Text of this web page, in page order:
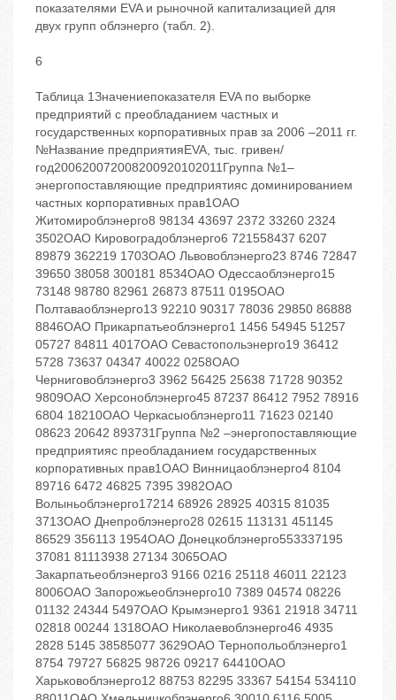
показателями EVA и рыночной капитализацией для
двух групп облэнерго (табл. 2).
6
Таблица 1Значениепоказателя EVA по выборке
предприятий с преобладанием частных и
государственных корпоративных прав за 2006 –2011 гг.
№Название предприятияEVA, тыс. гривен/
год200620072008200920102011Группа №1–
энергопоставляющие предприятияс доминированием
частных корпоративных прав1ОАО
Житомироблэнерго8 98134 43697 2372 33260 2324
3502ОАО Кировоградоблэнерго6 721558437 6207
89879 362219 1703ОАО Львовоблэнерго23 8746 72847
39650 38058 300181 8534ОАО Одессаоблэнерго15
73148 98780 82961 26873 87511 0195ОАО
Полтаваоблэнерго13 92210 90317 78036 29850 86888
8846ОАО Прикарпатьеоблэнерго1 1456 54945 51257
05727 84811 4017ОАО Севастопольэнерго19 36412
5728 73637 04347 40022 0258ОАО
Черниговоблэнерго3 3962 56425 25638 71728 90352
9809ОАО Херсоноблэнерго45 87237 86412 7952 78916
6804 18210ОАО Черкасыоблэнерго11 71623 02140
08623 20642 893731Группа №2 –энергопоставляющие
предприятияс преобладанием государственных
корпоративных прав1ОАО Винницаоблэнерго4 8104
89716 6472 46825 7395 3982ОАО
Волыньоблэнерго17214 68926 28925 40315 81035
3713ОАО Днепроблэнерго28 02615 113131 451145
86529 356113 1954ОАО Донецкоблэнерго553337195
37081 81113938 27134 3065ОАО
Закарпатьеоблэнерго3 9166 0216 25118 46011 22123
8006ОАО Запорожьеоблэнерго10 7389 04574 08226
01132 24344 5497ОАО Крымэнерго1 9361 21918 34711
02818 00244 1318ОАО Николаевоблэнерго46 4935
2828 5145 38585077 3629ОАО Тернопольоблэнерго1
8754 79727 56825 98726 09217 64410ОАО
Харьковоблэнерго12 88753 82295 33367 54154 534110